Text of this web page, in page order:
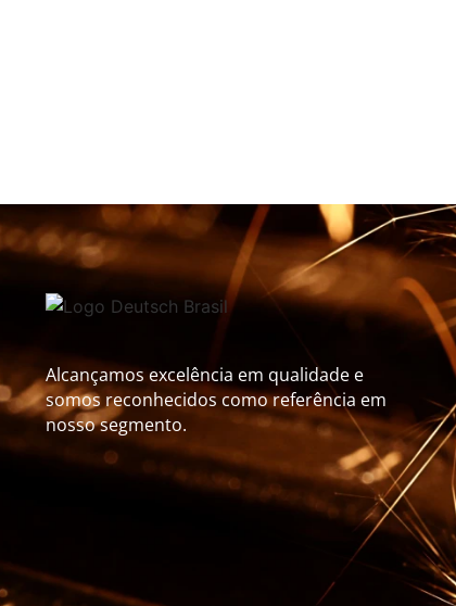
Alcançamos excelência em qualidade e
somos reconhecidos como referência em
nosso segmento.